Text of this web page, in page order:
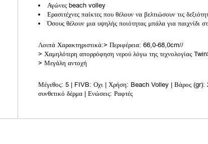
Αγώνες beach volley
Ερασιτέχνες παίκτες που θέλουν να βελτιώσουν τις
Όσους θέλουν μια υψηλής ποιότητας μπάλα για παιχνίδι
Λοιπά Χαρακτηριστικά:> Περιφέρεια: 66,0-68,0cm//
> Χαμηλότερη απορρόφηση νερού λόγω της τεχνολογίας
> Μεγάλη αντοχή
Μέγεθος: 5 | FIVB: Οχι | Χρήση: Beach Volley | Βάρος (gr):
συνθετικό δέρμα | Ενώσεις: Ραφτές